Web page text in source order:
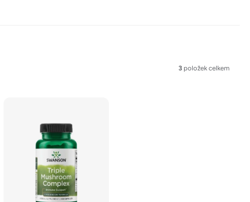
3 položek celkem